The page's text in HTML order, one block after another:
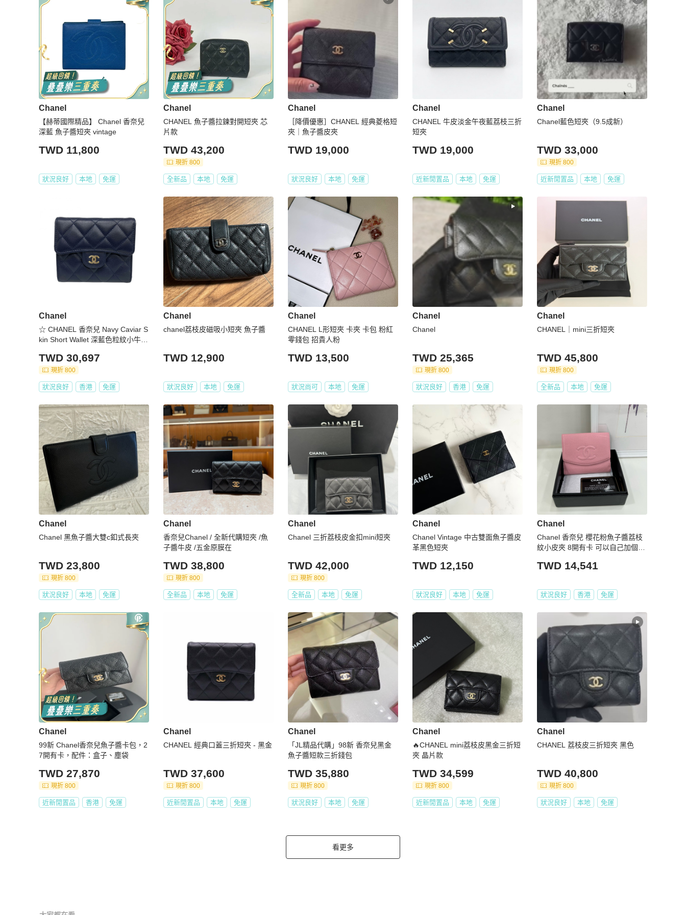
Chanel
【赫蒂國際精品】 Chanel 香奈兒
深藍 魚子醬短夾 vintage
TWD 11,800
狀況良好 本地 免運
Chanel
CHANEL 魚子醬拉鍊對開短夾 芯
片款
TWD 43,200
現折 800
全新品 本地 免運
Chanel
［降價優惠］CHANEL 經典菱格短
夾｜魚子醬皮夾
TWD 19,000
狀況良好 本地 免運
Chanel
CHANEL 牛皮淡金午夜藍荔枝三折
短夾
TWD 19,000
近新閒置品 本地 免運
Chanel
Chanel藍色短夾（9.5成新）
TWD 33,000
現折 800
近新閒置品 本地 免運
Chanel
☆ CHANEL 香奈兒 Navy Caviar S
kin Short Wallet 深藍色粒紋小牛皮
TWD 30,697
現折 800
狀況良好 香港 免運
Chanel
chanel荔枝皮磁吸小短夾 魚子醬
TWD 12,900
狀況良好 本地 免運
Chanel
CHANEL L形短夾 卡夾 卡包 粉紅
零錢包 招貴人粉
TWD 13,500
狀況尚可 本地 免運
Chanel
Chanel
TWD 25,365
現折 800
狀況良好 香港 免運
Chanel
CHANEL｜mini三折短夾
TWD 45,800
現折 800
全新品 本地 免運
Chanel
Chanel 黑魚子醬大雙c釦式長夾
TWD 23,800
現折 800
狀況良好 本地 免運
Chanel
香奈兒Chanel / 全新代購短夾 /魚
子醬牛皮 /五金原膜在
TWD 38,800
現折 800
全新品 本地 免運
Chanel
Chanel 三折荔枝皮金扣mini短夾
TWD 42,000
現折 800
全新品 本地 免運
Chanel
Chanel Vintage 中古雙面魚子醬皮
革黑色短夾
TWD 12,150
狀況良好 本地 免運
Chanel
Chanel 香奈兒 櫻花粉魚子醬荔枝
紋小皮夾 8開有卡 可以自己加個小
錯 無明顯瑕疵
TWD 14,541
狀況良好 香港 免運
Chanel
99新 Chanel香奈兒魚子醬卡包，2
7開有卡，配件：盒子、塵袋
TWD 27,870
現折 800
近新閒置品 香港 免運
Chanel
CHANEL 經典口蓋三折短夾 - 黑金
TWD 37,600
現折 800
近新閒置品 本地 免運
Chanel
「JL精品代購」98新 香奈兒黑金
魚子醬短款三折錢包
TWD 35,880
現折 800
狀況良好 本地 免運
Chanel
🔥CHANEL mini荔枝皮黑金三折短
夾 晶片款
TWD 34,599
現折 800
近新閒置品 本地 免運
Chanel
CHANEL 荔枝皮三折短夾 黑色
TWD 40,800
現折 800
狀況良好 本地 免運
看更多